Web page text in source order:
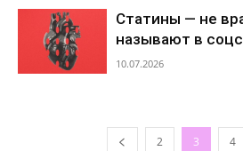
Статины — не
называют в
10.07.2026
2 3 4